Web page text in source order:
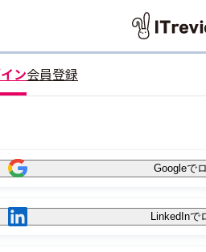
ン会員登録
Googleで
LinkedInで